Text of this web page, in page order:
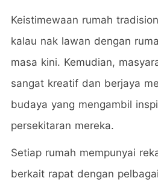
Keistimewaan rumah
kalau nak lawan dengan
masa kini. Kemudian,
sangat kreatif dan berjaya
budaya yang mengambil
persekitaran mereka.
Setiap rumah mempunyai
berkait rapat dengan